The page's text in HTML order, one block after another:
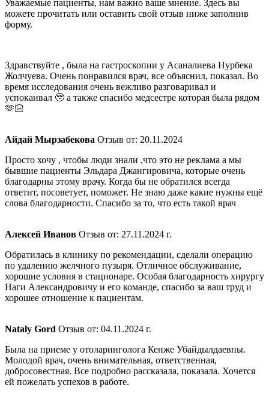
Уважаемые пациенты, нам важно ваше мнение. Здесь вы
можете прочитать или оставить свой отзыв ниже заполнив
форму.
Здравствуйте , была на гастроскопии у Асаналиева Нурбека
Жолчуева. Очень понравился врач, все объяснил, показал. Во
время исследования очень вежливо разговаривал и
успокаивал 🥹 а также спасибо медсестре которая была рядом
🫶🏻
​Айдай Мырзабекова Отзыв от: 20.11.2024
Просто хочу , чтобы люди знали ,что это не реклама а мы
бывшие пациенты Эльдара Джангировича, которые очень
благодарны этому врачу. Когда бы не обратился всегда
ответит, посоветует, поможет. Не знаю даже какие нужны ещё
слова благодарности. Спасибо за то, что есть такой врач
​Алексей Иванов Отзыв от: 27.11.2024 г.
Обратилась в клинику по рекомендации, сделали операцию
по удалению желчного пузыря. Отличное обслуживание,
хорошие условия в стационаре. Особая благодарность хирургу
Наги Александровичу и его команде, спасибо за ваш труд и
хорошее отношение к пациентам.
​Nataly Gord Отзыв от: 04.11.2024 г.
Была на приеме у отоларинголога Кенже Убайдылдаевны.
Молодой врач, очень внимательная, ответственная,
добросовестная. Все подробно рассказала, показала. Хочется
ей пожелать успехов в работе.